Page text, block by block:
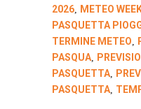
2026
METEO
PASQUETTA
TERMINE METEO
PASQUA
PASQUETTA
PASQUETTA